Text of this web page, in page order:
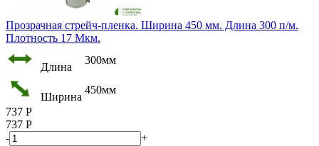
Прозрачная стрейч-пленка. Ширина 450 мм. Длина 300 п/м.
Плотность 17 Мкм.
Длина
300мм
Ширина
450мм
737 Р
737 Р
-
+